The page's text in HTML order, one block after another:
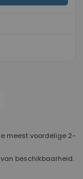
meest voordelige 2-
beschikbaarheid.